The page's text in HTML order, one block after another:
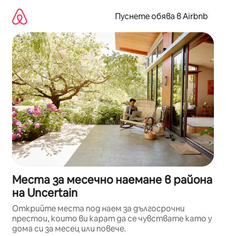
съдържанието
Пуснете обява в Airbnb
Места за месечно наемане в района
на Uncertain
Открийте места под наем за дългосрочни
престои, които ви карат да се чувствате като у
дома си за месец или повече.